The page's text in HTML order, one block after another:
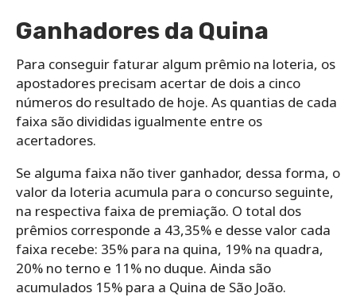
Ganhadores da Quina
Para conseguir faturar algum prêmio na loteria, os
apostadores precisam acertar de dois a cinco
números do resultado de hoje. As quantias de cada
faixa são divididas igualmente entre os
acertadores.
Se alguma faixa não tiver ganhador, dessa forma, o
valor da loteria acumula para o concurso seguinte,
na respectiva faixa de premiação. O total dos
prêmios corresponde a 43,35% e desse valor cada
faixa recebe: 35% para na quina, 19% na quadra,
20% no terno e 11% no duque. Ainda são
acumulados 15% para a Quina de São João.